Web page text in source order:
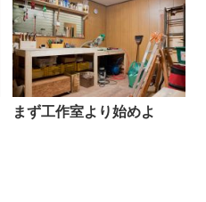
まず工作室より始めよ